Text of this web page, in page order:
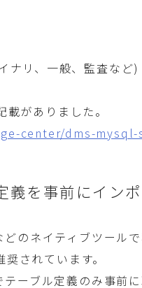
ナリ、一般、監査など)
がありました。
center/dms-
を事前にイン
のネイティブツール
されています。
ーブル定義のみ事前に